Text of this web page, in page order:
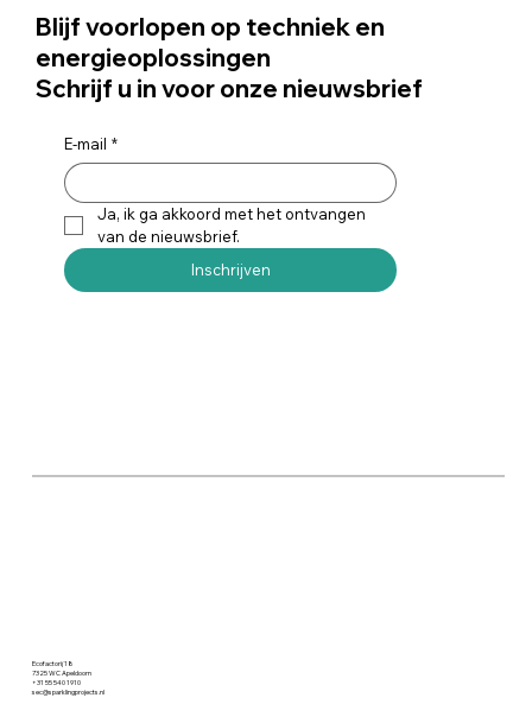
Blijf voorlopen op techniek en
energieoplossingen
Schrijf u in voor onze nieuwsbrief
E-mail *
Ja, ik ga akkoord met het ontvangen
van de nieuwsbrief.
Inschrijven
Ecofactorij 18
7325 WC Apeldoorn
+31 55 540 1910
sec@sparklingprojects.nl